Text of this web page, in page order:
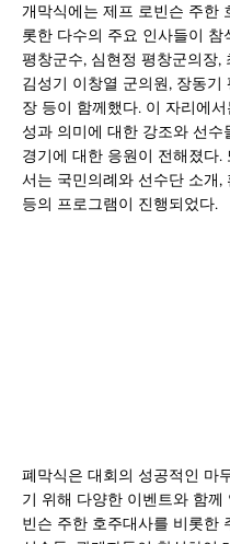
개막식에는 제프 로빈슨 주한
롯한 다수의 주요 인사들이 참
평창군수, 심현정 평창군의장,
김성기 이창열 군의원, 장동기
장 등이 함께했다. 이 자리에
성과 의미에 대한 강조와 선수
경기에 대한 응원이 전해졌다.
서는 국민의례와 선수단 소개,
등의 프로그램이 진행되었다.
폐막식은 대회의 성공적인 마
기 위해 다양한 이벤트와 함께
빈슨 주한 호주대사를 비롯한